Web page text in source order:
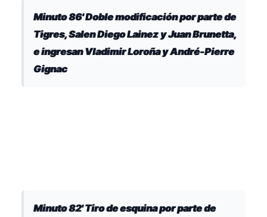
Minuto 86' Doble modificación por parte de
Tigres, Salen Diego Lainez y Juan Brunetta,
e ingresan Vladimir Loroña y André-Pierre
Gignac
Minuto 82' Tiro de esquina por parte de